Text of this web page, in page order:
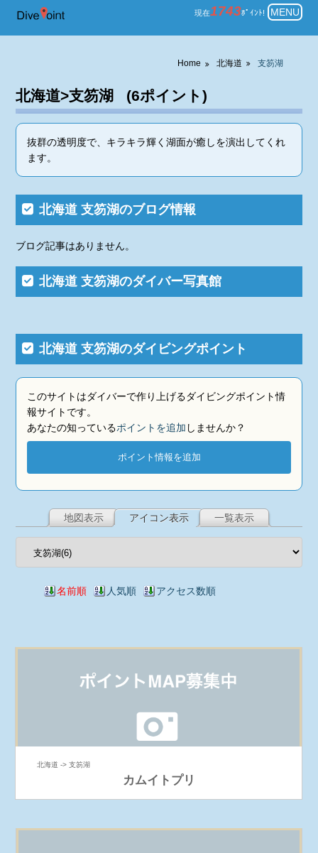
北海道 支笏湖 一覧表示 ダイビン
現在1743ﾎﾟｲﾝﾄ! MENU
Home 北海道 支笏湖
北海道>支笏湖 (6ポイント)
抜群の透明度で、キラキラ輝く湖面が癒しを演出してくれ
ます。
北海道 支笏湖のブログ情報
ブログ記事はありません。
北海道 支笏湖のダイバー写真館
北海道 支笏湖のダイビングポイント
このサイトはダイバーで作り上げるダイビングポイント情
報サイトです。
あなたの知っているポイントを追加 しませんか？
ポイント情報を追加
地図表示 アイコン表示 一覧表示
名前順 人気順 アクセス数順
北海道 -> 支笏湖
カムイトプリ